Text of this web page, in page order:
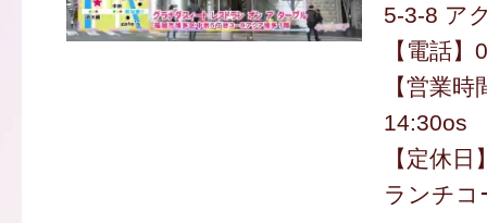
5-3-8 ア
【電話
【営業
14:30os
【定休日
ランチコ